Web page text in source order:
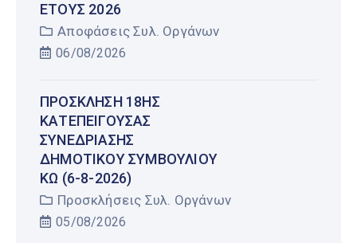
ΈΤΟΥΣ 2026
Αποφάσεις Συλ. Οργάνων
06/08/2026
ΠΡΌΣΚΛΗΣΗ 18ΗΣ
ΚΑΤΕΠΕΊΓΟΥΣΑΣ
ΣΥΝΕΔΡΊΑΣΗΣ
ΔΗΜΟΤΙΚΟΎ ΣΥΜΒΟΥΛΊΟΥ
ΚΩ (6-8-2026)
Προσκλήσεις Συλ. Οργάνων
05/08/2026